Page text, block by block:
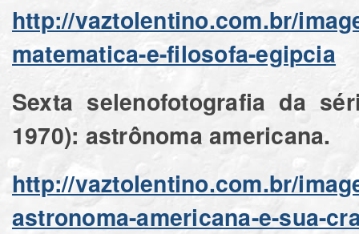
http://vaztolentino.com.br/
matematica-e-filosofa-egipcia
Sexta selenofotografia da
1970): astrônoma americana.
http://vaztolentino.com.br/
astronoma-americana-e-sua-